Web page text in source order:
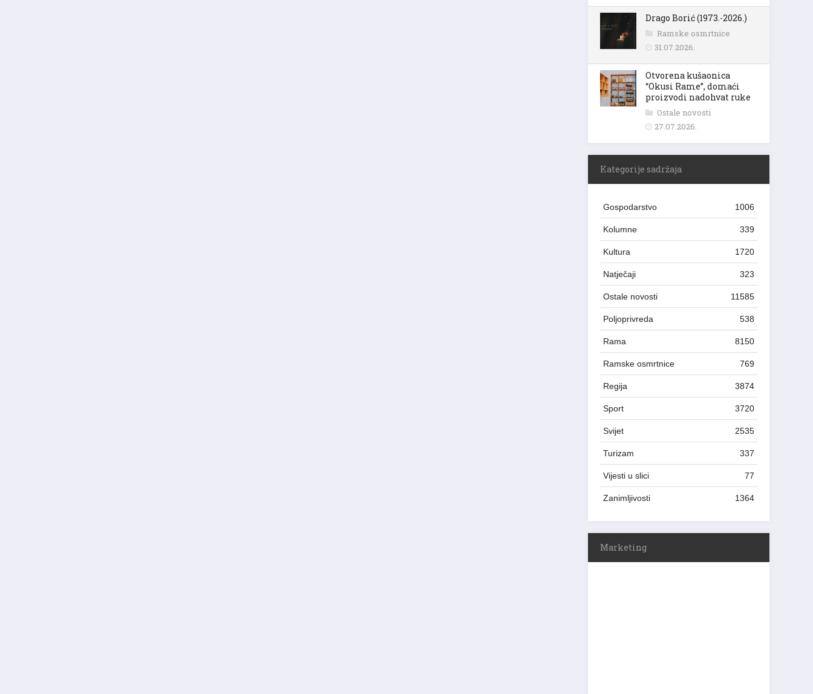
Drago Borić (1973.-2026.)
Ramske osmrtnice
31.07.2026.
Otvorena kušaonica
“Okusi Rame”, domaći
proizvodi nadohvat ruke
Ostale novosti
27.07.2026.
Kategorije sadržaja
Gospodarstvo 1006
Kolumne 339
Kultura 1720
Natječaji 323
Ostale novosti 11585
Poljoprivreda 538
Rama 8150
Ramske osmrtnice 769
Regija 3874
Sport 3720
Svijet 2535
Turizam 337
Vijesti u slici 77
Zanimljivosti 1364
Marketing